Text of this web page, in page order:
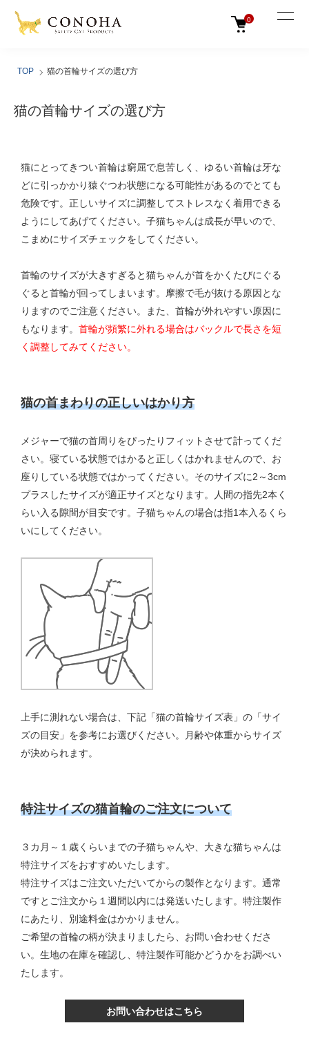
0
TOP 猫の首輪サイズの選び方
猫の首輪サイズの選び方
猫にとってきつい首輪は窮屈で息苦しく、ゆるい首輪は牙な
どに引っかかり猿ぐつわ状態になる可能性があるのでとても
危険です。正しいサイズに調整してストレスなく着用できる
ようにしてあげてください。子猫ちゃんは成長が早いので、
こまめにサイズチェックをしてください。
首輪のサイズが大きすぎると猫ちゃんが首をかくたびにぐる
ぐると首輪が回ってしまいます。摩擦で毛が抜ける原因とな
りますのでご注意ください。また、首輪が外れやすい原因に
もなります。 首輪が頻繁に外れる場合はバックルで長さを短
く調整してみてください。
猫の首まわりの正しいはかり方
メジャーで猫の首周りをぴったりフィットさせて計ってくだ
さい。寝ている状態ではかると正しくはかれませんので、お
座りしている状態ではかってください。そのサイズに2～3cm
プラスしたサイズが適正サイズとなります。人間の指先2本く
らい入る隙間が目安です。子猫ちゃんの場合は指1本入るくら
いにしてください。
上手に測れない場合は、下記「猫の首輪サイズ表」の「サイ
ズの目安」を参考にお選びください。月齢や体重からサイズ
が決められます。
特注サイズの猫首輪のご注文について
３カ月～１歳くらいまでの子猫ちゃんや、大きな猫ちゃんは
特注サイズをおすすめいたします。
特注サイズはご注文いただいてからの製作となります。通常
ですとご注文から１週間以内には発送いたします。特注製作
にあたり、別途料金はかかりません。
ご希望の首輪の柄が決まりましたら、お問い合わせくださ
い。生地の在庫を確認し、特注製作可能かどうかをお調べい
たします。
お問い合わせはこちら